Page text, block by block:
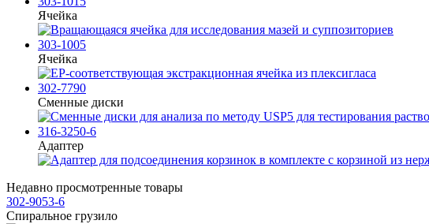
Ячейка
303-1005
Ячейка
302-7790
Сменные диски
316-3250-6
Адаптер
Недавно просмотренные товары
302-9053-6
Спиральное грузило